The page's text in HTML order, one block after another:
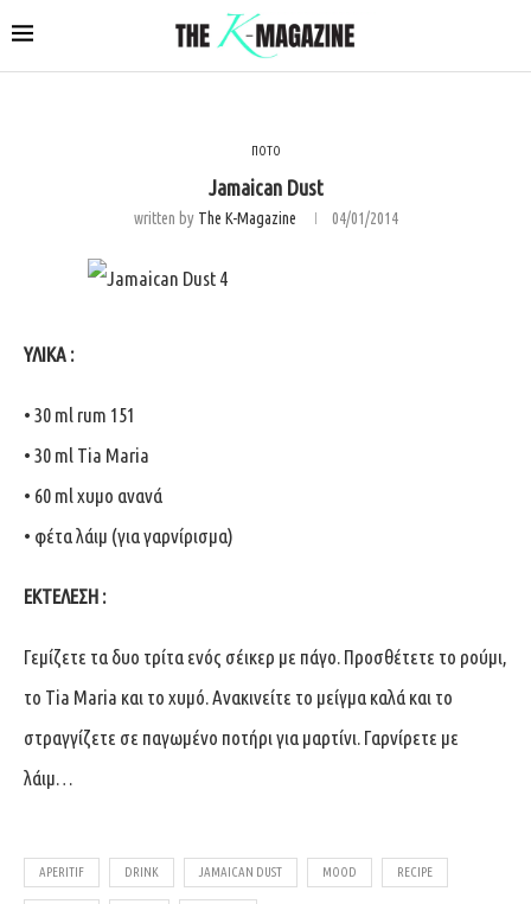
ΠΟΤΟ
Jamaican Dust
written by The K-Magazine 04/01/2014
ΥΛΙΚΑ :
• 30 ml rum 151
• 30 ml Tia Maria
• 60 ml χυμο ανανά
• φέτα λάιμ (για γαρνίρισμα)
ΕΚΤΕΛΕΣΗ :
Γεμίζετε τα δυο τρίτα ενός σέικερ με πάγο. Προσθέτετε το ρούμι,
το Tia Maria και το χυμό. Ανακινείτε το μείγμα καλά και το
στραγγίζετε σε παγωμένο ποτήρι για μαρτίνι. Γαρνίρετε με
λάιμ…
APERITIF DRINK JAMAICAN DUST MOOD RECIPE